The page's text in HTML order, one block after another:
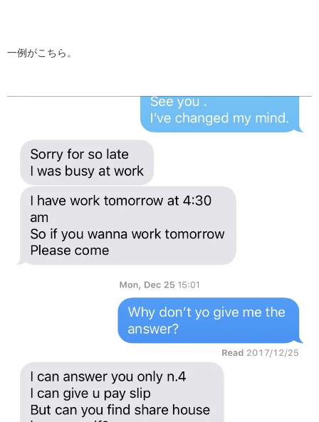
一例がこちら。